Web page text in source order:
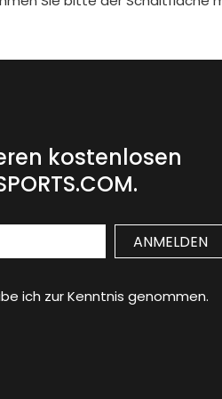
kostenlosen
ich zur Kenntnis genommen.